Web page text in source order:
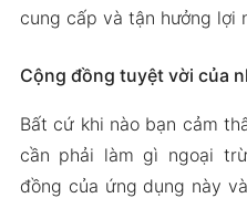
cung cấp và tận hưởng lợi
Cộng đồng tuyệt vời của
Bất cứ khi nào bạn cảm
cần phải làm gì ngoại
đồng của ứng dụng này